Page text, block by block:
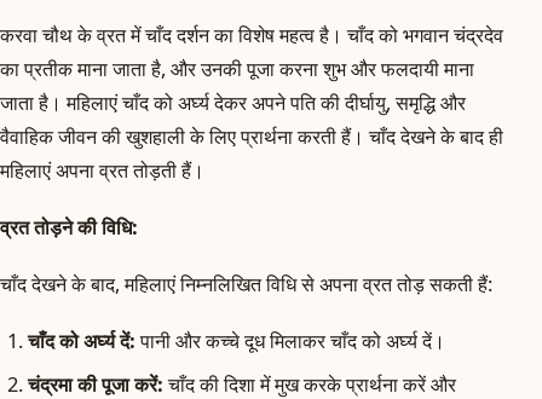
करवा चौथ के व्रत में चाँद दर्शन का विशेष महत्व है। चाँद को भगवान चंद्रदेव
का प्रतीक माना जाता है, और उनकी पूजा करना शुभ और फलदायी माना
जाता है। महिलाएं चाँद को अर्घ्य देकर अपने पति की दीर्घायु, समृद्धि और
वैवाहिक जीवन की खुशहाली के लिए प्रार्थना करती हैं। चाँद देखने के बाद ही
महिलाएं अपना व्रत तोड़ती हैं।
व्रत तोड़ने की विधि:
चाँद देखने के बाद, महिलाएं निम्नलिखित विधि से अपना व्रत तोड़ सकती हैं:
चाँद को अर्घ्य दें:पानी और कच्चे दूध मिलाकर चाँद को अर्घ्य दें।
चंद्रमा की पूजा करें:चाँद की दिशा में मुख करके प्रार्थना करें और